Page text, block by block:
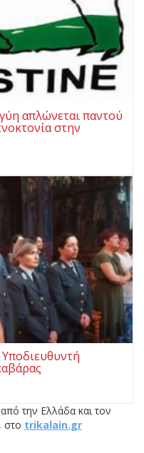
απλώνεται παντού
στην
από την Ελλάδα και τον
στο trikalain.gr